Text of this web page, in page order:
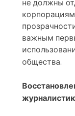
не должны
важным
общества.